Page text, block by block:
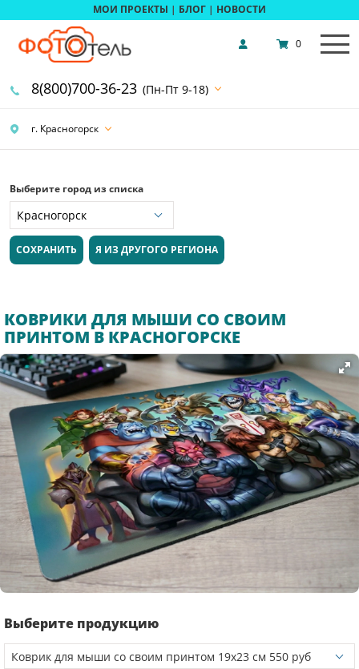
МОИ ПРОЕКТЫ | БЛОГ | НОВОСТИ
г. Красногорск
8(800)700-36-23 (Пн-Пт 9-18)
0
Выберите город из списка
СОХРАНИТЬ Я ИЗ ДРУГОГО РЕГИОНА
КОВРИКИ ДЛЯ МЫШИ СО СВОИМ
ПРИНТОМ В КРАСНОГОРСКЕ
Выберите продукцию